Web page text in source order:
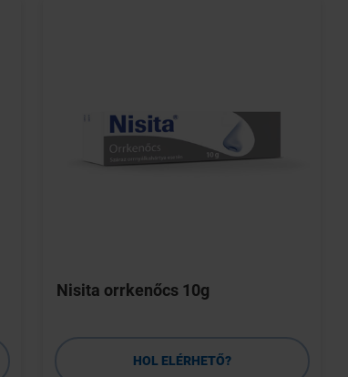
Nisita orrkenőcs 10g
HOL ELÉRHETŐ?